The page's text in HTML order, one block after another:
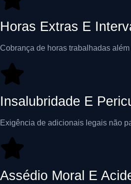
Horas Extras E
Cobrança de horas trabalhadas
Insalubridade E
Exigência de adicionais legais não
Assédio Moral E